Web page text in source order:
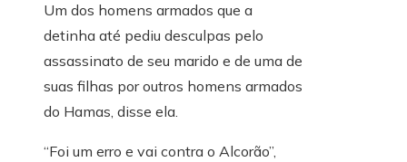
Um dos homens armados que a
detinha até pediu desculpas pelo
assassinato de seu marido e de uma de
suas filhas por outros homens armados
do Hamas, disse ela.
“Foi um erro e vai contra o Alcorão”,